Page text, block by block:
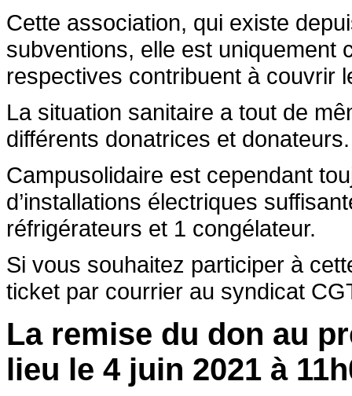
Cette association, qui existe
subventions, elle est uniquement
respectives contribuent à couvrir
La situation sanitaire a tout de
différents donatrices et donateurs.
Campusolidaire est cependant
d’installations électriques
réfrigérateurs et 1 congélateur.
Si vous souhaitez participer à
ticket par courrier au syndicat
La remise du don au
lieu le 4 juin 2021 à